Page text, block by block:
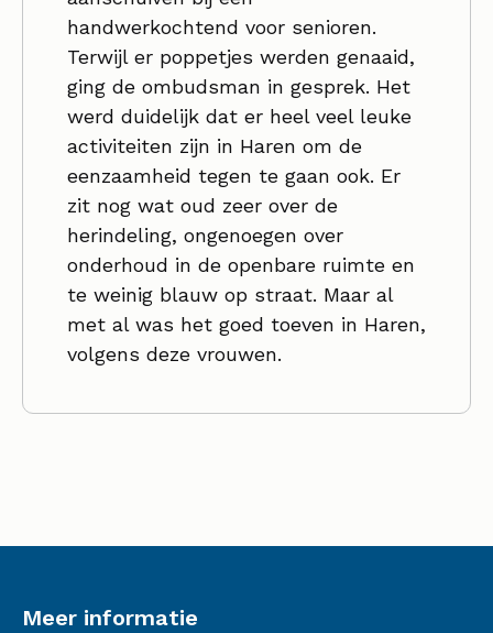
handwerkochtend voor senioren.
Terwijl er poppetjes werden genaaid,
ging de ombudsman in gesprek. Het
werd duidelijk dat er heel veel leuke
activiteiten zijn in Haren om de
eenzaamheid tegen te gaan ook. Er
zit nog wat oud zeer over de
herindeling, ongenoegen over
onderhoud in de openbare ruimte en
te weinig blauw op straat. Maar al
met al was het goed toeven in Haren,
volgens deze vrouwen.
Meer informatie